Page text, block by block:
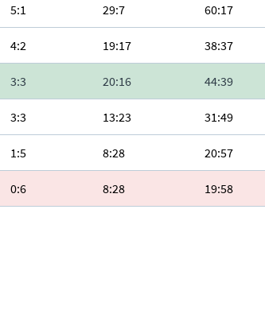
5:1 29:7 60:17
4:2 19:17 38:37
3:3 20:16 44:39
3:3 13:23 31:49
1:5 8:28 20:57
0:6 8:28 19:58